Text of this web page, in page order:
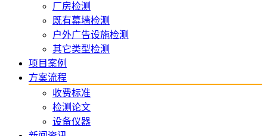
厂房检测
既有幕墙检测
户外广告设施检测
其它类型检测
项目案例
方案流程
收费标准
检测论文
设备仪器